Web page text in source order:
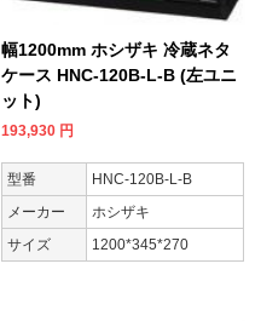
幅1200mm ホシザキ 冷蔵ネタ
ケース HNC-120B-L-B (左ユニ
ット)
193,930 円
型番
HNC-120B-L-B
メーカー
ホシザキ
サイズ
1200*345*270